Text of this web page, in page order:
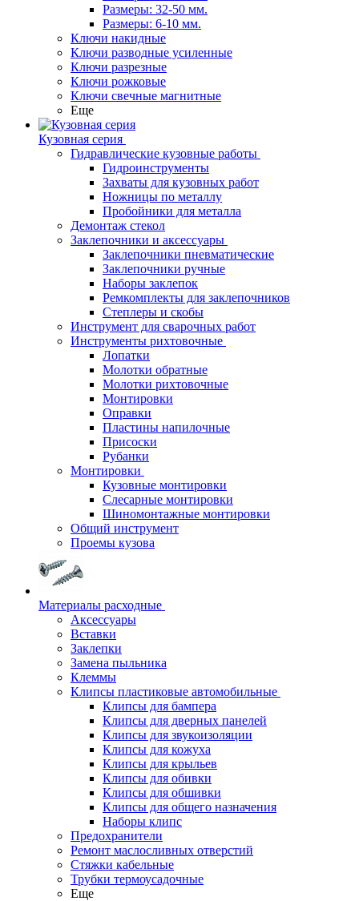
Размеры: 32-50 мм.
Размеры: 6-10 мм.
Ключи накидные
Ключи разводные усиленные
Ключи разрезные
Ключи рожковые
Ключи свечные магнитные
Еще
Кузовная серия
Гидравлические кузовные работы
Гидроинструменты
Захваты для кузовных работ
Ножницы по металлу
Пробойники для металла
Демонтаж стекол
Заклепочники и аксессуары
Заклепочники пневматические
Заклепочники ручные
Наборы заклепок
Ремкомплекты для заклепочников
Степлеры и скобы
Инструмент для сварочных работ
Инструменты рихтовочные
Лопатки
Молотки обратные
Молотки рихтовочные
Монтировки
Оправки
Пластины напилочные
Присоски
Рубанки
Монтировки
Кузовные монтировки
Слесарные монтировки
Шиномонтажные монтировки
Общий инструмент
Проемы кузова
Материалы расходные
Аксессуары
Вставки
Заклепки
Замена пыльника
Клеммы
Клипсы пластиковые автомобильные
Клипсы для бампера
Клипсы для дверных панелей
Клипсы для звукоизоляции
Клипсы для кожуха
Клипсы для крыльев
Клипсы для обивки
Клипсы для обшивки
Клипсы для общего назначения
Наборы клипс
Предохранители
Ремонт маслосливных отверстий
Стяжки кабельные
Трубки термоусадочные
Еще